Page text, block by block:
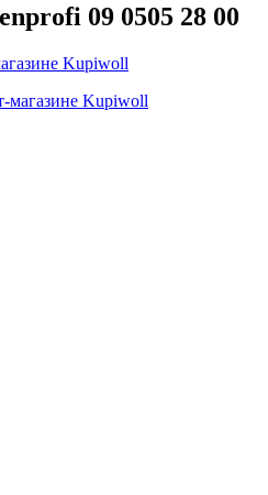
09 0505 28 00